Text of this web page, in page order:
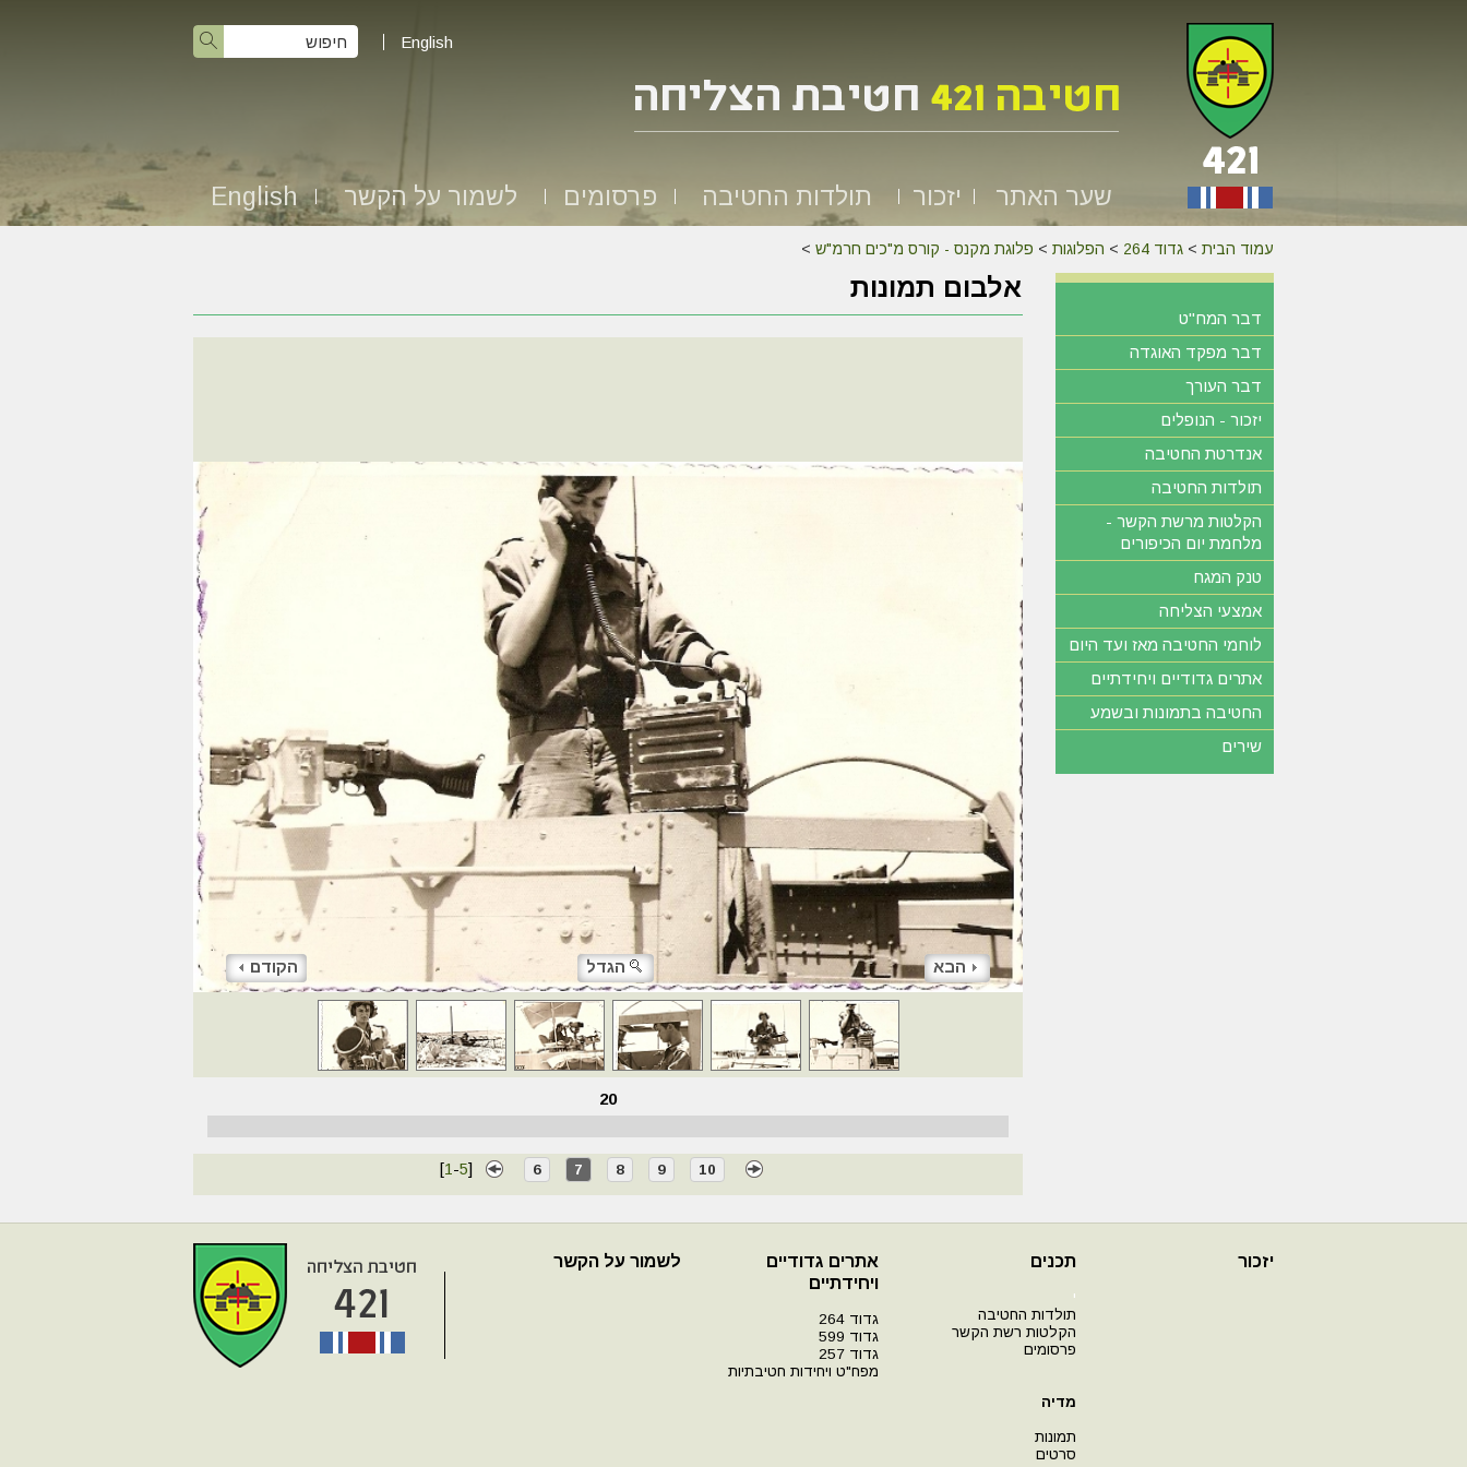
English
שער האתר יזכור תולדות החטיבה פרסומים לשמור על הקשר English
עמוד הבית >גדוד 264 > הפלוגות > פלוגת מקנס - קורס מ"כים חרמ"ש >
אלבום תמונות
הקודם הגדל הבא
20
[1 -5] 6 7 8 9 10
דבר המח"ט
דבר מפקד האוגדה
דבר העורך
יזכור - הנופלים
אנדרטת החטיבה
תולדות החטיבה
הקלטות מרשת הקשר -
מלחמת יום הכיפורים
טנק המגח
אמצעי הצליחה
לוחמי החטיבה מאז ועד היום
אתרים גדודיים ויחידתיים
החטיבה בתמונות ובשמע
שירים
יזכור תכנים
י
תולדות החטיבה
הקלטות רשת הקשר
פרסומים
מדיה
תמונות
סרטים
אתרים גדודיים
ויחידתיים
גדוד 264
גדוד 599
גדוד 257
מפח"ט ויחידות חטיבתיות
לשמור על הקשר